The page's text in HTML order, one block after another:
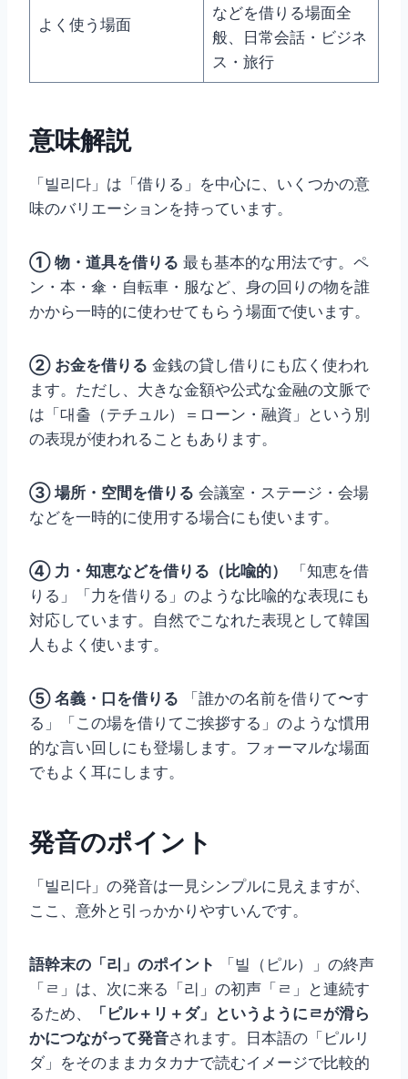
よく使う場面
などを借りる場面全
般、日常会話・ビジネ
ス・旅行
意味解説
「빌리다」は「借りる」を中心に、いくつかの意
味のバリエーションを持っています。
① 物・道具を借りる 最も基本的な用法です。ペ
ン・本・傘・自転車・服など、身の回りの物を誰
かから一時的に使わせてもらう場面で使います。
② お金を借りる 金銭の貸し借りにも広く使われ
ます。ただし、大きな金額や公式な金融の文脈で
は「대출（テチュル）＝ローン・融資」という別
の表現が使われることもあります。
③ 場所・空間を借りる 会議室・ステージ・会場
などを一時的に使用する場合にも使います。
④ 力・知恵などを借りる（比喩的）
「知恵を借
りる」「力を借りる」のような比喩的な表現にも
対応しています。自然でこなれた表現として韓国
人もよく使います。
⑤ 名義・口を借りる 「誰かの名前を借りて〜す
る」「この場を借りてご挨拶する」のような慣用
的な言い回しにも登場します。フォーマルな場面
でもよく耳にします。
発音のポイント
「빌리다」の発音は一見シンプルに見えますが、
ここ、意外と引っかかりやすいんです。
語幹末の「리」のポイント
「빌（ピル）」の終声
「ㄹ」は、次に来る「리」の初声「ㄹ」と連続す
るため、
「ピル＋リ＋ダ」というようにㄹが滑ら
かにつながって発音されます。日本語の「ピルリ
ダ」をそのままカタカナで読むイメージで比較的